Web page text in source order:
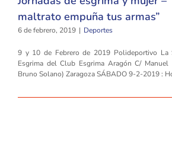
maltrato empuña tus armas”
6 de febrero, 2019 | Deportes
9 y 10 de Febrero de 2019 Polideportivo La
Esgrima del Club Esgrima Aragón C/ Manuel
Bruno Solano) Zaragoza SÁBADO 9-2-2019 :